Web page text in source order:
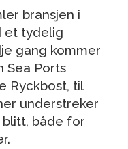
bransjen i
et tydelig
gang kommer
Sea Ports
Ryckbost, til
understreker
blitt, både for